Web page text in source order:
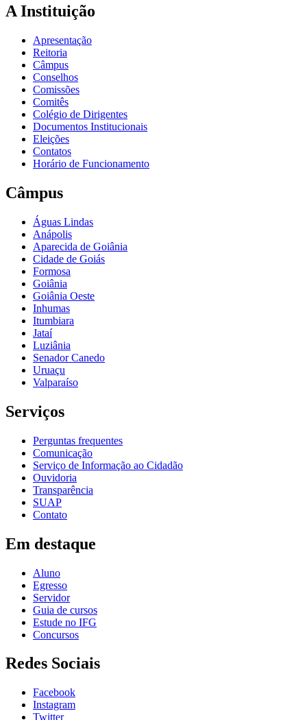
A Instituição
Apresentação
Reitoria
Câmpus
Conselhos
Comissões
Comitês
Colégio de Dirigentes
Documentos Institucionais
Eleições
Contatos
Horário de Funcionamento
Câmpus
Águas Lindas
Anápolis
Aparecida de Goiânia
Cidade de Goiás
Formosa
Goiânia
Goiânia Oeste
Inhumas
Itumbiara
Jataí
Luziânia
Senador Canedo
Uruaçu
Valparaíso
Serviços
Perguntas frequentes
Comunicação
Serviço de Informação ao Cidadão
Ouvidoria
Transparência
SUAP
Contato
Em destaque
Aluno
Egresso
Servidor
Guia de cursos
Estude no IFG
Concursos
Redes Sociais
Facebook
Instagram
Twitter